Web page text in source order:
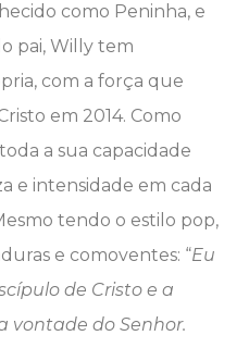
como Peninha, e
pai, Willy tem
com a força que
em 2014. Como
a sua capacidade
e intensidade em cada
tendo o estilo pop,
e comoventes: “Eu
de Cristo e a
vontade do Senhor.